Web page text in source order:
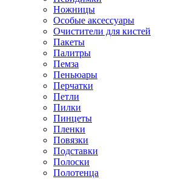
Ножницы
Особые аксессуары
Очистители для кистей
Пакеты
Палитры
Пемза
Пеньюары
Перчатки
Петли
Пилки
Пинцеты
Пленки
Повязки
Подставки
Полоски
Полотенца